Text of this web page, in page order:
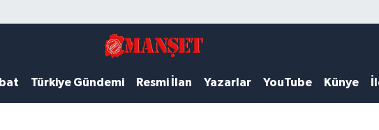
Türkiye Gündemi Resmi İlan Yazarlar YouTube Künye